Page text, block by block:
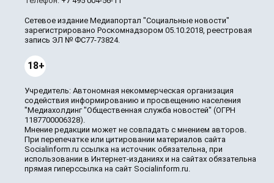
Сетевое издание Медиапортал "Социальные новости"
зарегистрировано Роскомнадзором 05.10.2018, реестровая
запись ЭЛ № ФС77-73824.
18+
Учредитель: Автономная некоммерческая организация
содействия информированию и просвещению населения
"Медиахолдинг "Общественная служба новостей" (ОГРН
1187700006328).
Мнение редакции может не совпадать с мнением авторов.
При перепечатке или цитировании материалов сайта
Socialinform.ru ссылка на источник обязательна, при
использовании в Интернет-изданиях и на сайтах обязательна
прямая гиперссылка на сайт Socialinform.ru.